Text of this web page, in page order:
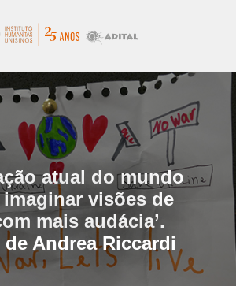
atual do mundo
imaginar visões de
mais audácia’.
Andrea Riccardi